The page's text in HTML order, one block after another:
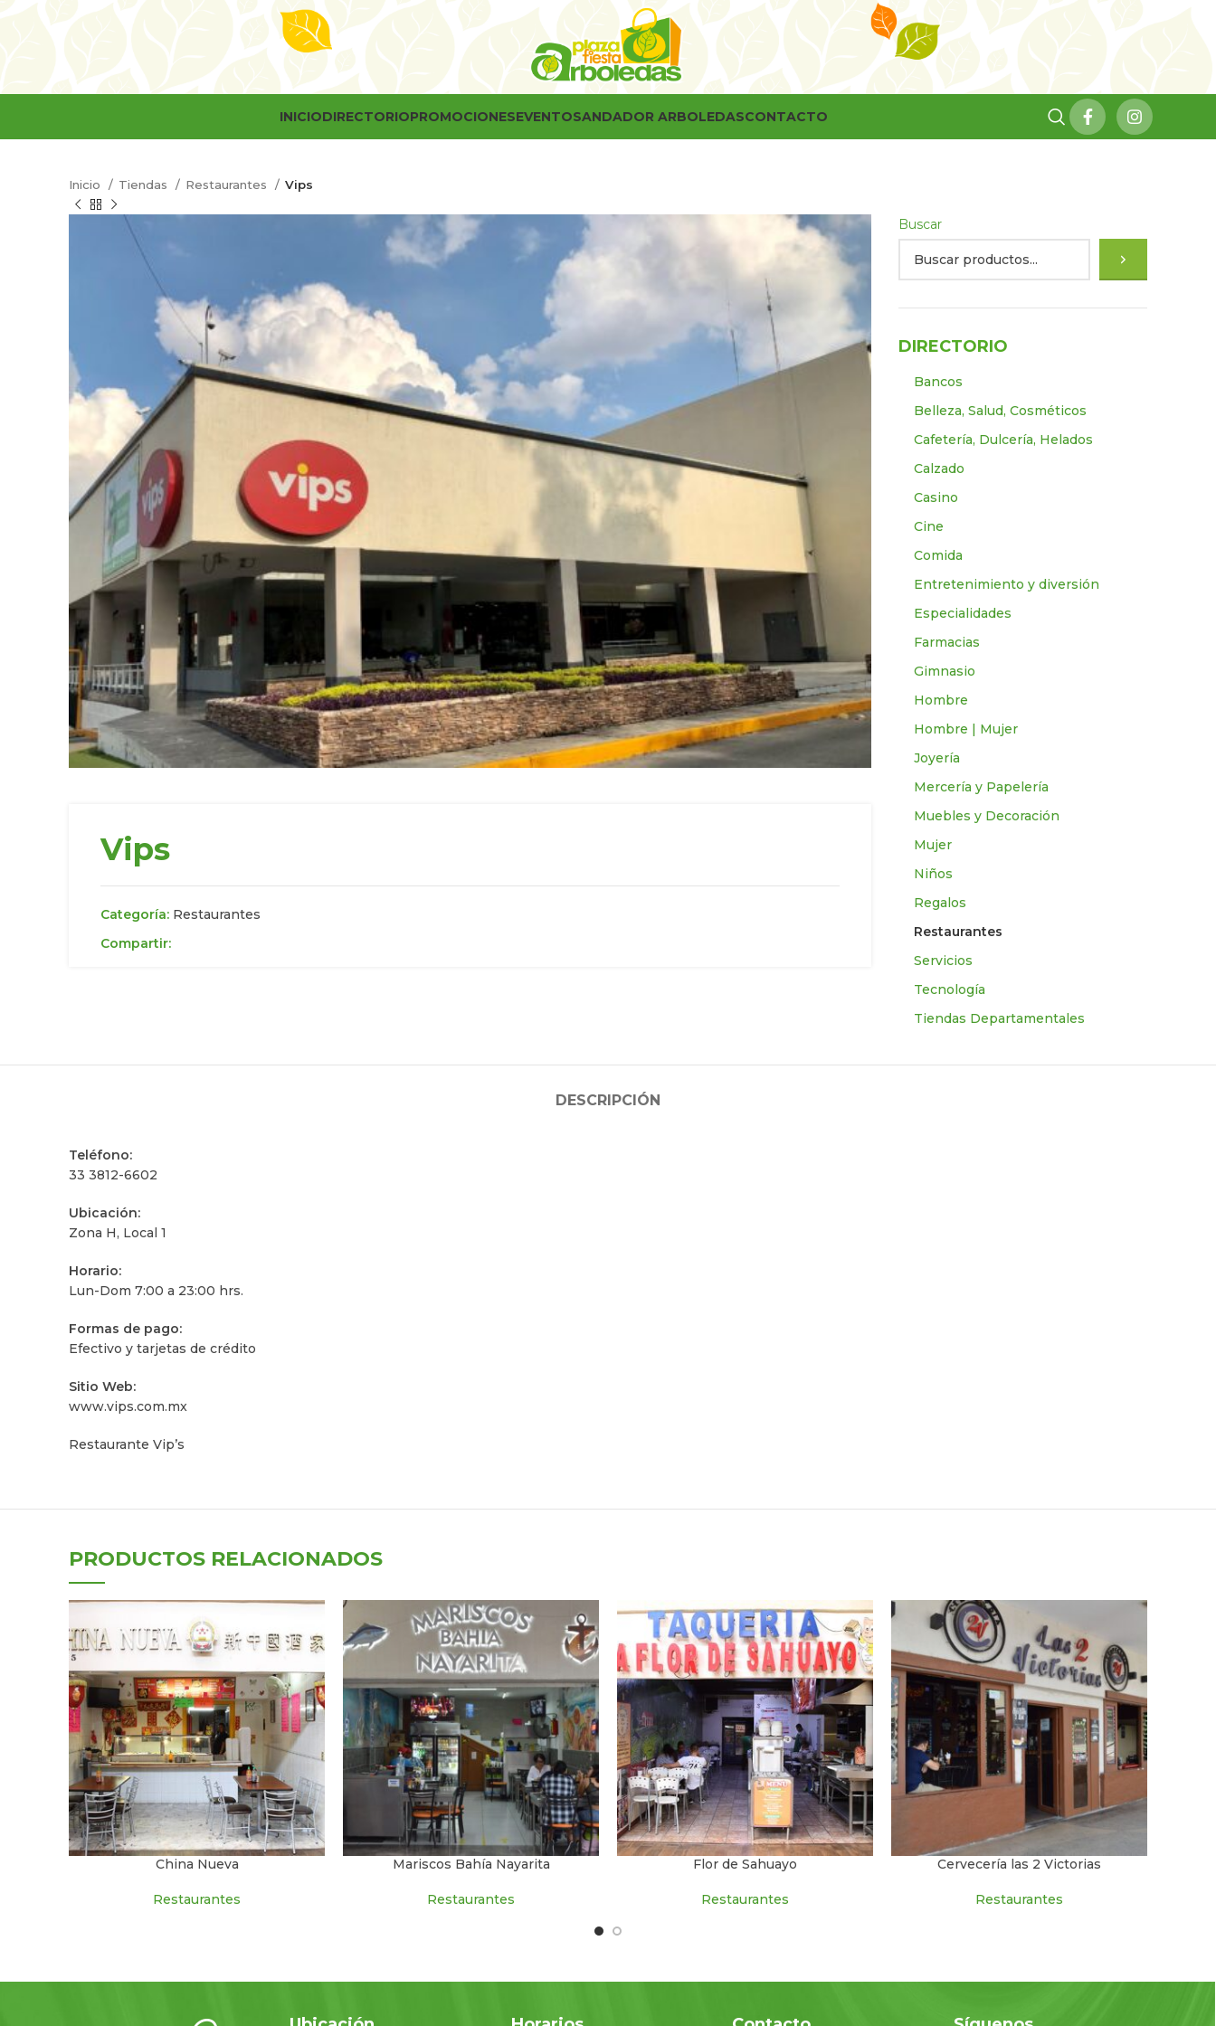
INICIODIRECTORIOPROMOCIONESEVENTOSANDADOR ARBOLEDASCONTACTO
Inicio Tiendas Restaurantes Vips
Vips
Categoría: Restaurantes
Compartir:
Buscar
DIRECTORIO
Bancos
Belleza, Salud, Cosméticos
Cafetería, Dulcería, Helados
Calzado
Casino
Cine
Comida
Entretenimiento y diversión
Especialidades
Farmacias
Gimnasio
Hombre
Hombre | Mujer
Joyería
Mercería y Papelería
Muebles y Decoración
Mujer
Niños
Regalos
Restaurantes
Servicios
Tecnologí­a
Tiendas Departamentales
DESCRIPCIÓN
Teléfono:
33 3812-6602
Ubicación:
Zona H, Local 1
Horario:
Lun-Dom 7:00 a 23:00 hrs.
Formas de pago:
Efectivo y tarjetas de crédito
Sitio Web:
www.vips.com.mx
Restaurante Vip’s
PRODUCTOS RELACIONADOS
China Nueva
Restaurantes
Mariscos Bahía Nayarita
Restaurantes
Flor de Sahuayo
Restaurantes
Cervecería las 2 Victorias
Restaurantes